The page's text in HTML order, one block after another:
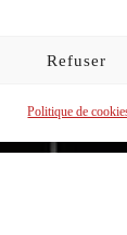
Refuser
Politique de